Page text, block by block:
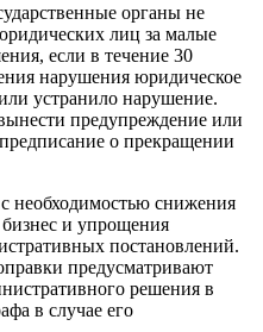
органы не
лиц за малые
если в течение 30
нарушения юридическое
устранило нарушение.
предупреждение или
о прекращении
необходимостью снижения
и упрощения
постановлений.
предусматривают
решения в
в случае его